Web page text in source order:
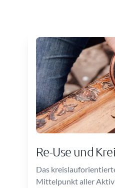
Re-Use und
Das
Mittelpunkt aller